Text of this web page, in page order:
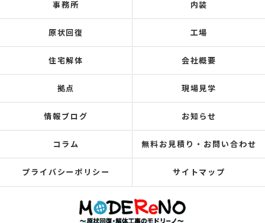
事務所 内装
原状回復 工場
住宅解体 会社概要
拠点 現場見学
情報ブログ お知らせ
コラム 無料お見積り・お問い合わせ
プライバシーポリシー サイトマップ